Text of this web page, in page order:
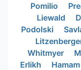
Pomilio
Liewald
Podolski
Whitmyer
Erlikh
Hamam